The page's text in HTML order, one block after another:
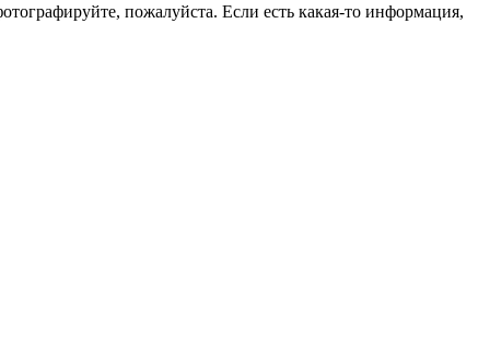
пожалуйста. Если есть какая-то информация,